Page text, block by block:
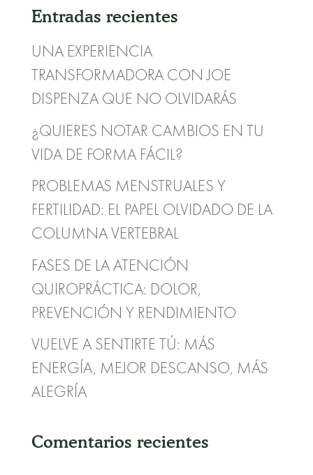
Entradas recientes
UNA EXPERIENCIA
TRANSFORMADORA CON JOE
DISPENZA QUE NO OLVIDARÁS
¿QUIERES NOTAR CAMBIOS EN TU
VIDA DE FORMA FÁCIL?
PROBLEMAS MENSTRUALES Y
FERTILIDAD: EL PAPEL OLVIDADO DE LA
COLUMNA VERTEBRAL
FASES DE LA ATENCIÓN
QUIROPRÁCTICA: DOLOR,
PREVENCIÓN Y RENDIMIENTO
VUELVE A SENTIRTE TÚ: MÁS
ENERGÍA, MEJOR DESCANSO, MÁS
ALEGRÍA
Comentarios recientes